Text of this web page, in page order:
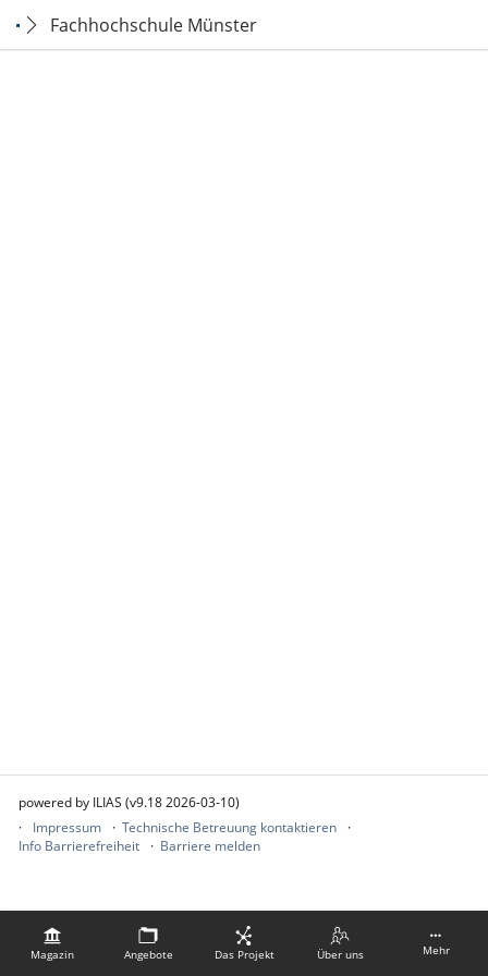
Fachhochschule Münster
Magazin Angebote Das Projekt Über uns Mehr
powered by ILIAS (v9.18 2026-03-10)
Impressum
Technische Betreuung kontaktieren
Info Barrierefreiheit
Barriere melden